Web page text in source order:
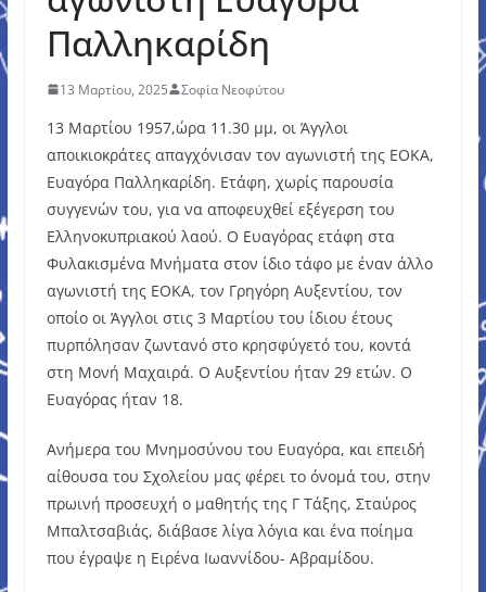
Παλληκαρίδη
13 Μαρτίου, 2025 Σοφία Νεοφύτου
13 Μαρτίου 1957,ώρα 11.30 μμ, οι Άγγλοι
αποικιοκράτες απαγχόνισαν τον αγωνιστή της ΕΟΚΑ,
Ευαγόρα Παλληκαρίδη. Ετάφη, χωρίς παρουσία
συγγενών του, για να αποφευχθεί εξέγερση του
Ελληνοκυπριακού λαού. Ο Ευαγόρας ετάφη στα
Φυλακισμένα Μνήματα στον ίδιο τάφο με έναν άλλο
αγωνιστή της ΕΟΚΑ, τον Γρηγόρη Αυξεντίου, τον
οποίο οι Άγγλοι στις 3 Μαρτίου του ίδιου έτους
πυρπόλησαν ζωντανό στο κρησφύγετό του, κοντά
στη Μονή Μαχαιρά. Ο Αυξεντίου ήταν 29 ετών. Ο
Ευαγόρας ήταν 18.
Ανήμερα του Μνημοσύνου του Ευαγόρα, και επειδή
αίθουσα του Σχολείου μας φέρει το όνομά του, στην
πρωινή προσευχή ο μαθητής της Γ Τάξης, Σταύρος
Μπαλτσαβιάς, διάβασε λίγα λόγια και ένα ποίημα
που έγραψε η Ειρένα Ιωαννίδου- Αβραμίδου.